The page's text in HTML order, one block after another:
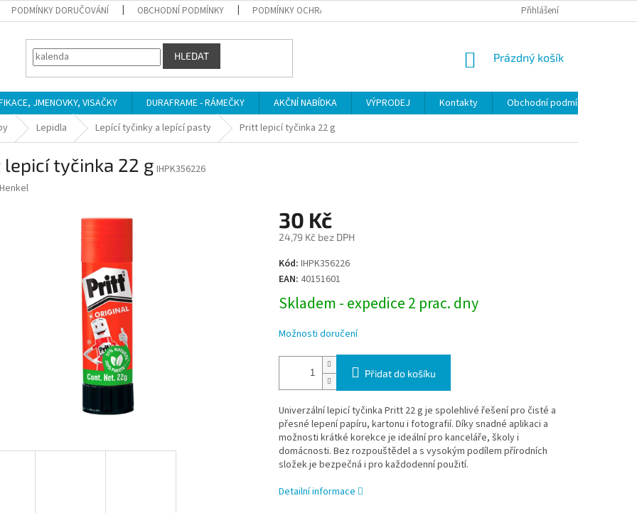
PODMÍNKY DORUČOVÁNÍ OBCHODNÍ PODMÍNKY PODMÍNKY OCHRANY OSOBNÍCH ÚDAJŮ Přihlášení
HLEDAT
NÁKUPNÍ
Prázdný košík
JMENOVKY, VISAČKY DURAFRAME - RÁMEČKY AKČNÍ NABÍDKA VÝPRODEJ Kontakty
Obchodní podmínky
Lepidla Lepící tyčinky a lepící pasty Pritt lepicí tyčinka 22 g
tyčinka 22 g IHPK356226
Henkel
30 Kč
24,79 Kč bez DPH
Měrná
cena:
Kód: IHPK356226
EAN: 40151601
Skladem - expedice 2 prac. dny
Možnosti doručení
Přidat do košíku
Univerzální lepicí tyčinka Pritt 22 g je spolehlivé řešení pro čisté a
přesné lepení papíru, kartonu i fotografií. Díky snadné aplikaci a
možnosti krátké korekce je ideální pro kanceláře, školy i
domácnosti. Bez rozpouštědel a s vysokým podílem přírodních
složek je bezpečná i pro každodenní použití.
Detailní informace